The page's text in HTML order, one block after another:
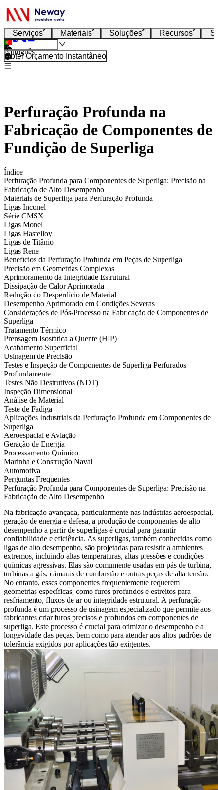
Serviços Materiais Soluções Recursos
Português
Obter Orçamento Instantâneo
Perfuração Profunda na
Fabricação de Componentes de
Fundição de Superliga
Índice
Perfuração Profunda para Componentes de Superliga: Precisão na
Fabricação de Alto Desempenho
Materiais de Superliga para Perfuração Profunda
Ligas Inconel
Série CMSX
Ligas Monel
Ligas Hastelloy
Ligas de Titânio
Ligas Rene
Benefícios da Perfuração Profunda em Peças de Superliga
Precisão em Geometrias Complexas
Aprimoramento da Integridade Estrutural
Dissipação de Calor Aprimorada
Redução do Desperdício de Material
Desempenho Aprimorado em Condições Severas
Considerações de Pós-Processo na Fabricação de Componentes de
Superliga
Tratamento Térmico
Prensagem Isostática a Quente (HIP)
Acabamento Superficial
Usinagem de Precisão
Testes e Inspeção de Componentes de Superliga Perfurados
Profundamente
Testes Não Destrutivos (NDT)
Inspeção Dimensional
Análise de Material
Teste de Fadiga
Aplicações Industriais da Perfuração Profunda em Componentes de
Superliga
Aeroespacial e Aviação
Geração de Energia
Processamento Químico
Marinha e Construção Naval
Automotiva
Perguntas Frequentes
Perfuração Profunda para Componentes de Superliga: Precisão na
Fabricação de Alto Desempenho
Na fabricação avançada, particularmente nas indústrias aeroespacial,
geração de energia e defesa, a produção de componentes de alto
desempenho a partir de superligas é crucial para garantir
confiabilidade e eficiência. As superligas, também conhecidas como
ligas de alto desempenho, são projetadas para resistir a ambientes
extremos, incluindo altas temperaturas, altas pressões e condições
químicas agressivas. Elas são comumente usadas em pás de turbina,
turbinas a gás, câmaras de combustão e outras peças de alta tensão.
No entanto, esses componentes frequentemente requerem
geometrias específicas, como furos profundos e estreitos para
resfriamento, fluxos de ar ou integridade estrutural. A perfuração
profunda é um processo de usinagem especializado que permite aos
fabricantes criar furos precisos e profundos em componentes de
superliga. Este processo é crucial para otimizar o desempenho e a
longevidade das peças, bem como para atender aos altos padrões de
tolerância exigidos por aplicações tão exigentes.